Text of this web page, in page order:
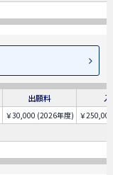
出願料
￥30,000 (2026年度) ￥